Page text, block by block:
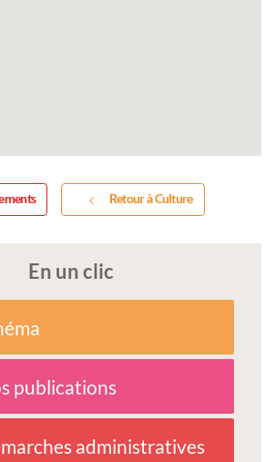
Retour à Culture
En un clic
publications
administratives